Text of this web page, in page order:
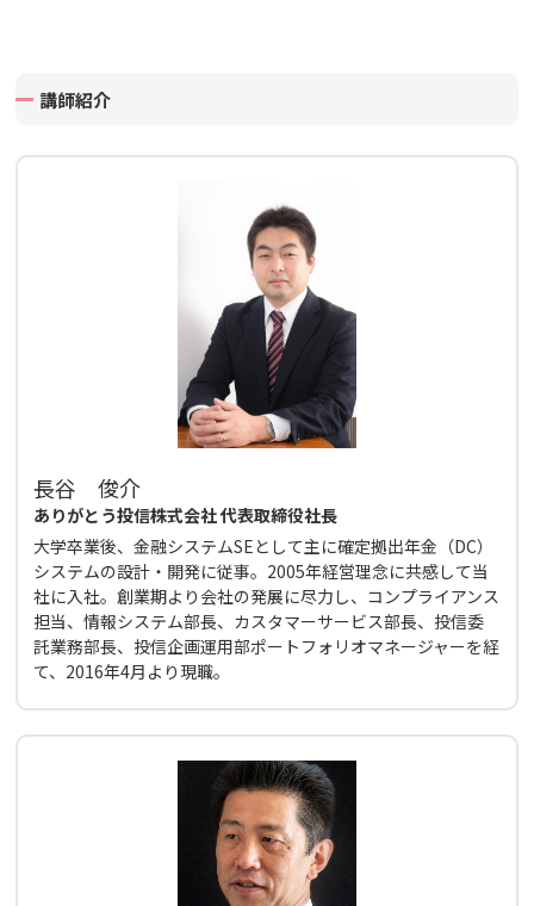
講師紹介
長谷 俊介
ありがとう投信株式会社 代表取締役社長
大学卒業後、金融システムSEとして主に確定拠出年金（DC）
システムの設計・開発に従事。2005年経営理念に共感して当
社に入社。創業期より会社の発展に尽力し、コンプライアンス
担当、情報システム部長、カスタマーサービス部長、投信委
託業務部長、投信企画運用部ポートフォリオマネージャーを経
て、2016年4月より現職。